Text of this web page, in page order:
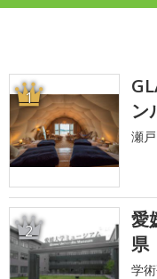
1
ン
瀬
2
愛
県
学